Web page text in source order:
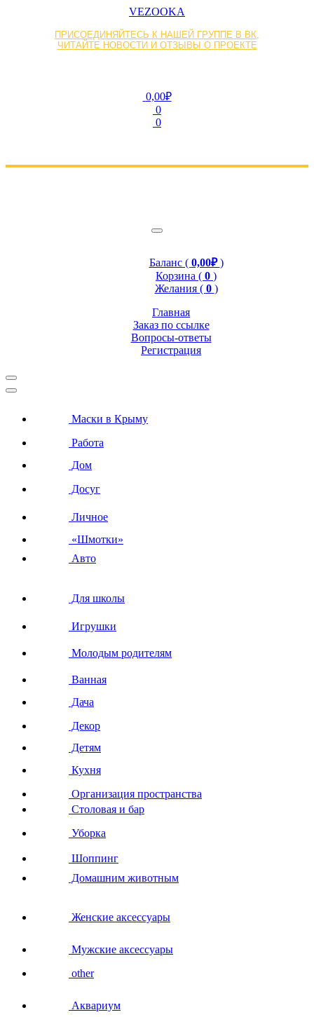
VEZOOKA
ПРИСОЕДИНЯЙТЕСЬ К НАШЕЙ ГРУППЕ В ВК,
ЧИТАЙТЕ НОВОСТИ И ОТЗЫВЫ О ПРОЕКТЕ
0,00₽
0
0
Баланс ( 0,00₽)
Корзина ( 0 )
Желания ( 0 )
Главная
Заказ по ссылке
Вопросы-ответы
Регистрация
Маски в Крыму
Работа
Дом
Досуг
Личное
«Шмотки»
Авто
Для школы
Игрушки
Молодым родителям
Ванная
Дача
Декор
Детям
Кухня
Организация пространства
Столовая и бар
Уборка
Шоппинг
Домашним животным
Женские аксессуары
Мужские аксессуары
other
Аквариум